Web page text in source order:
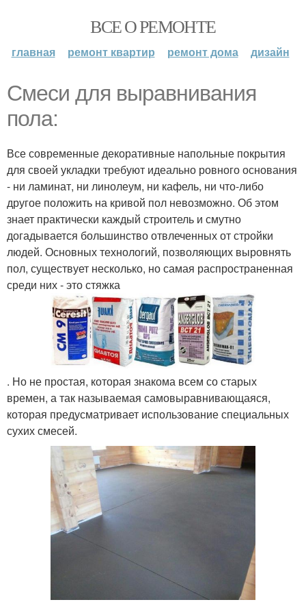
ВСЕ О РЕМОНТЕ
главная ремонт квартир ремонт дома дизайн
Смеси для выравнивания
пола:
Все современные декоративные напольные покрытия
для своей укладки требуют идеально ровного основания
- ни ламинат, ни линолеум, ни кафель, ни что-либо
другое положить на кривой пол невозможно. Об этом
знает практически каждый строитель и смутно
догадывается большинство отвлеченных от стройки
людей. Основных технологий, позволяющих выровнять
пол, существует несколько, но самая распространенная
среди них - это стяжка
. Но не простая, которая знакома всем со старых
времен, а так называемая самовыравнивающаяся,
которая предусматривает использование специальных
сухих смесей.